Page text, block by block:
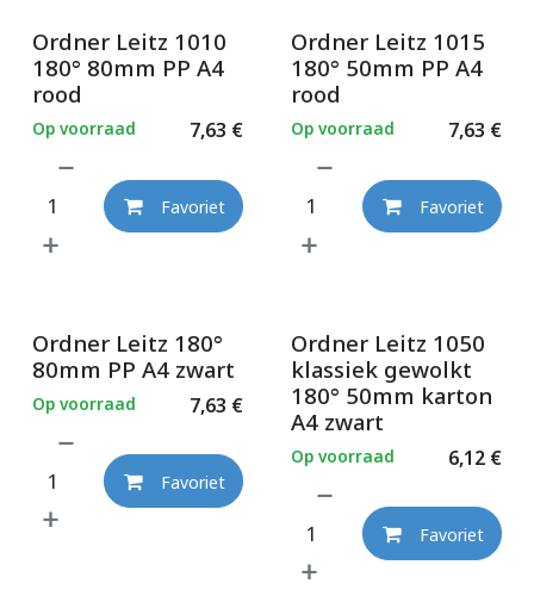
Ordner Leitz 1010
180° 80mm PP A4
rood
7,63 €
Op voorraad
Favoriet
Ordner Leitz 1015
180° 50mm PP A4
rood
7,63 €
Op voorraad
Favoriet
Ordner Leitz 180°
80mm PP A4 zwart
7,63 €
Op voorraad
Favoriet
Ordner Leitz 1050
klassiek gewolkt
180° 50mm karton
A4 zwart
6,12€
Op voorraad
Favoriet